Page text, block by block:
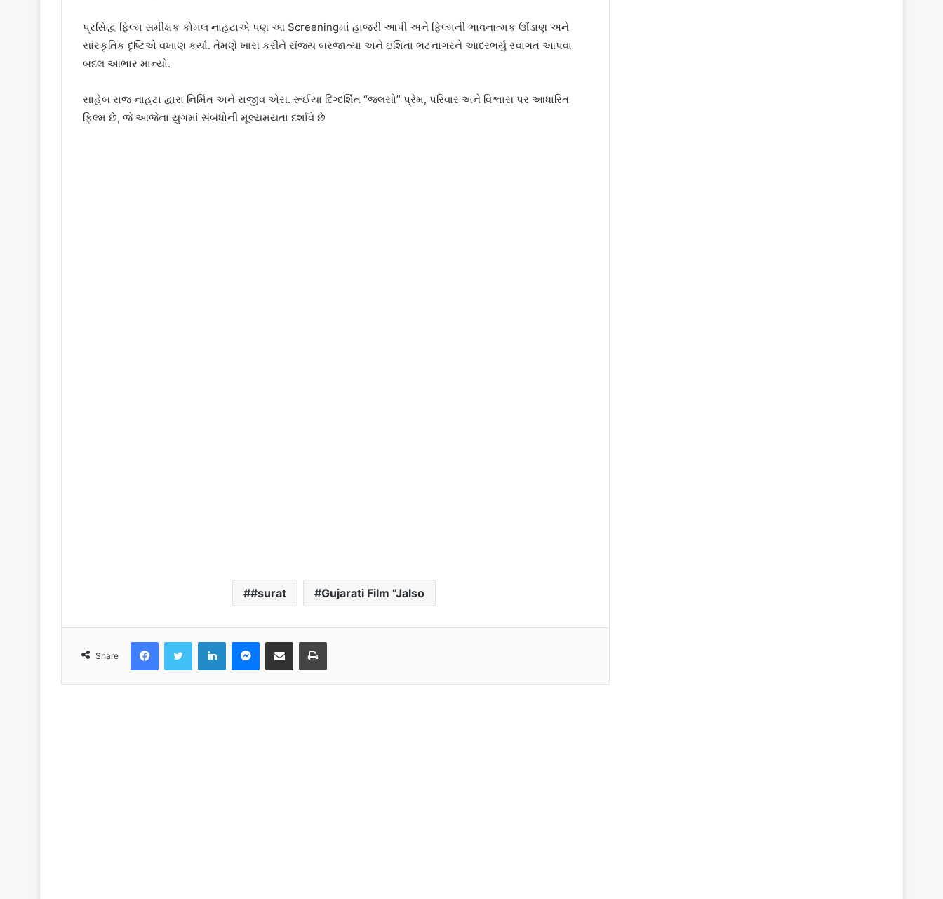
પ્રસિદ્ધ ફિલ્મ સમીક્ષક કોમલ નાહટાએ પણ આ Screeningમાં હાજરી આપી અને ફિલ્મની ભાવનાત્મક ઊંડાણ અને
સાંસ્કૃતિક દૃષ્ટિએ વખાણ કર્યા. તેમણે ખાસ કરીને સંજય બરજાત્યા અને ઇશિતા ભટનાગરને આદરભર્યું સ્વાગત આપવા
બદલ આભાર માન્યો.
સાહેબ રાજ નાહટા દ્વારા નિર્મિત અને રાજીવ એસ. રૂઈયા દિગ્દર્શિત “જલસો” પ્રેમ, પરિવાર અને વિશ્વાસ પર આધારિત
ફિલ્મ છે, જે આજેના યુગમાં સંબંધોની મૂલ્યમયતા દર્શાવે છે
#surat Gujarati Film “Jalso
Share
FacebookTwitter LinkedInMessenger
Share via Email Print